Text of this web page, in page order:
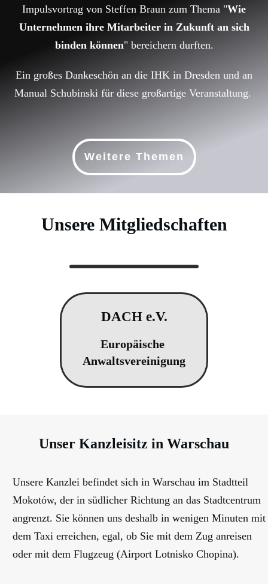
Wir sind mit dem Service und der Betreuung sehr
Adwokatów i Radców Prawnych S.K.A zusammen und
Die Zusammenarbeit war stets professionell, zuverlässig
und lösungsorientiert. Besonders hervorzuheben ist die
reibungslose Abwicklung aller Anliegen. Das Team von
BPN überzeugt durch Fachkompetenz, Engagement und
eine angenehme Kommunikation.
Impulsvortrag von Steffen Braun zum Thema "Wie
Unternehmen ihre Mitarbeiter in Zukunft an sich
binden können" bereichern durften.
Ein großes Dankeschön an die IHK in Dresden und an
Manual Schubinski für diese großartige Veranstaltung.
Weitere Themen
Unsere Mitgliedschaften
DACH e.V.
Europäische
Anwaltsvereinigung
Unser Kanzleisitz in Warschau
Unsere Kanzlei befindet sich in Warschau im Stadtteil
Mokotów, der in südlicher Richtung an das Stadtcentrum
angrenzt. Sie können uns deshalb in wenigen Minuten mit
dem Taxi erreichen, egal, ob Sie mit dem Zug anreisen
oder mit dem Flugzeug (Airport Lotnisko Chopina).